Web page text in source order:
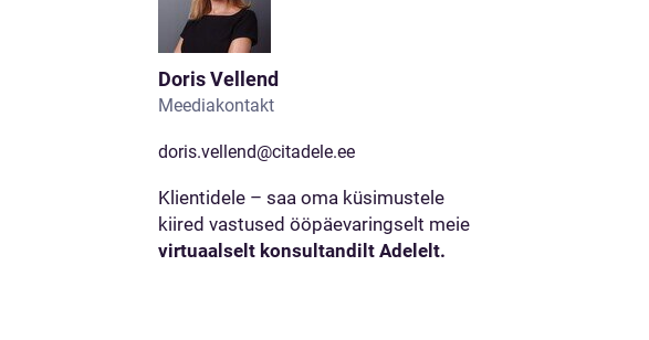
Doris Vellend
Meediakontakt
doris.vellend@citadele.ee
Klientidele – saa oma küsimustele
kiired vastused ööpäevaringselt meie
virtuaalselt konsultandilt Adelelt.